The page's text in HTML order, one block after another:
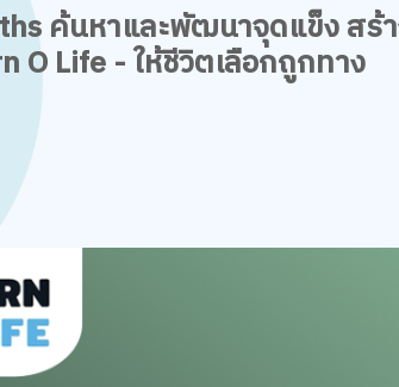
ค้นหาและพัฒนาจุดแข็ง สร้
O Life - ให้ชีวิตเลือกถูกทาง